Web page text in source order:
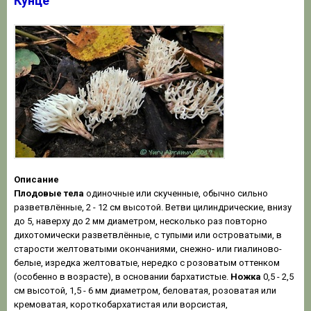
Описание
Плодовые тела одиночные или скученные, обычно сильно
разветвлённые, 2 - 12 см высотой. Ветви цилиндрические, внизу
до 5, наверху до 2 мм диаметром, несколько раз повторно
дихотомически разветвлённые, с тупыми или островатыми, в
старости желтоватыми окончаниями, снежно- или гиалиново-
белые, изредка желтоватые, нередко с розоватым оттенком
(особенно в возрасте), в основании бархатистые. Ножка 0,5 - 2,5
см высотой, 1,5 - 6 мм диаметром, беловатая, розоватая или
кремоватая, короткобархатистая или ворсистая,